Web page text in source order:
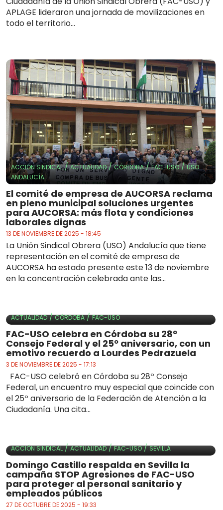
APLAGE lideraron una jornada de movilizaciones en
todo el territorio...
ACCIÓN SINDICAL/ACTUALIDAD/CÓRDOBA/FAC-USO/USO
ANDALUCÍA
El comité de empresa de AUCORSA reclama
en pleno municipal soluciones urgentes
para AUCORSA: más flota y condiciones
laborales dignas
13 DE NOVIEMBRE DE 2025 - 18:45
La Unión Sindical Obrera (USO) Andalucía que tiene
representación en el comité de empresa de
AUCORSA ha estado presente este 13 de noviembre
en la concentración celebrada ante las...
ACTUALIDAD/CÓRDOBA/FAC-USO
FAC-USO celebra en Córdoba su 28º
Consejo Federal y el 25º aniversario, con un
emotivo recuerdo a Lourdes Pedrazuela
3 DE NOVIEMBRE DE 2025 - 17:13
FAC-USO celebró en Córdoba su 28º Consejo
Federal, un encuentro muy especial que coincide con
el 25º aniversario de la Federación de Atención a la
Ciudadanía. Una cita...
ACCIÓN SINDICAL/ACTUALIDAD/FAC-USO/SEVILLA
Domingo Castillo respalda en Sevilla la
campaña STOP Agresiones de FAC-USO
para proteger al personal sanitario y
empleados públicos
27 DE OCTUBRE DE 2025 - 19:33